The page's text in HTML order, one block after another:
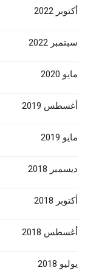
أكتوبر 2022
سبتمبر 2022
مايو 2020
أغسطس 2019
مايو 2019
ديسمبر 2018
أكتوبر 2018
أغسطس 2018
يوليو 2018